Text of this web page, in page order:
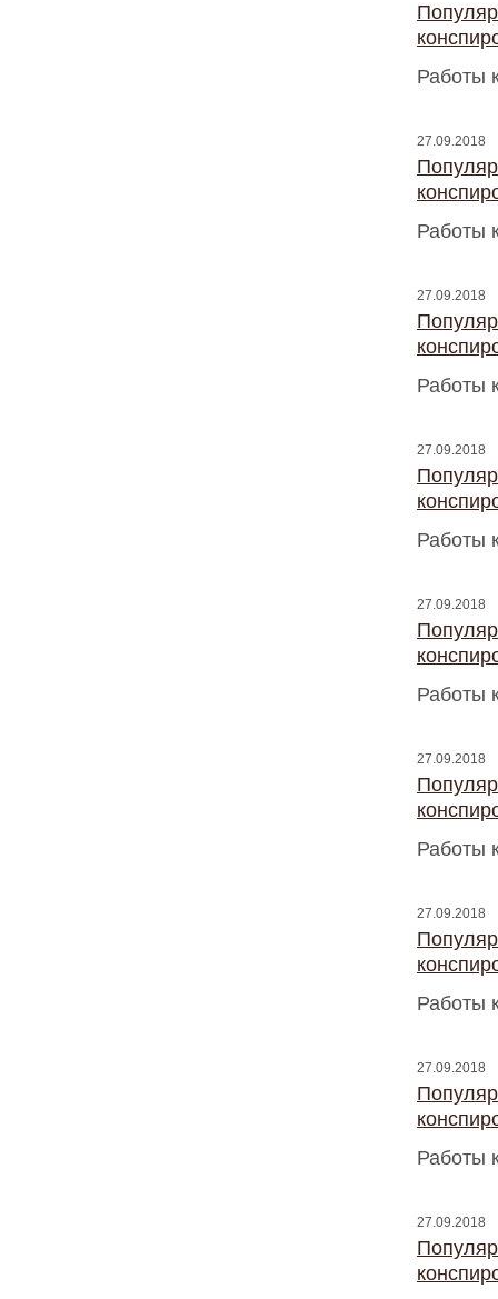
Работы
27.09.2018
Работы
27.09.2018
Работы
27.09.2018
Работы
27.09.2018
Работы
27.09.2018
Работы
27.09.2018
Работы
27.09.2018
Работы
27.09.2018